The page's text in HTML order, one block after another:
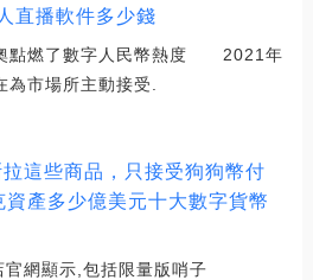
直播軟件多少錢
燃了數字人民幣熱度 2021年
市場所主動接受.
拉這些商品，只接受狗狗幣付
產多少億美元十大數字貨幣
網顯示,包括限量版哨子